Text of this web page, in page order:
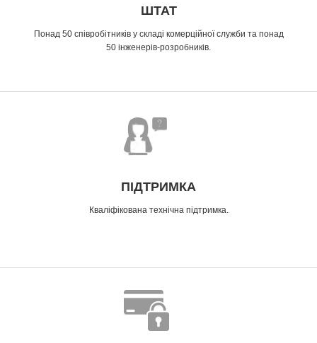
ШТАТ
Понад 50 співробітників у складі комерційної служби та понад
50 інженерів-розробників.
ПІДТРИМКА
Кваліфікована технічна підтримка.